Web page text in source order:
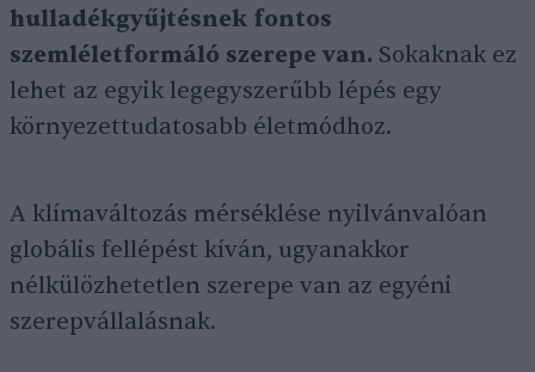
hulladékgyűjtésnek fontos
szemléletformáló szerepe van. Sokaknak ez
lehet az egyik legegyszerűbb lépés egy
környezettudatosabb életmódhoz.
A klímaváltozás mérséklése nyilvánvalóan
globális fellépést kíván, ugyanakkor
nélkülözhetetlen szerepe van az egyéni
szerepvállalásnak.